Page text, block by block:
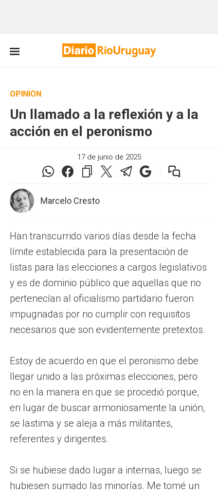
OPINIÓN
Un llamado a la reflexión y a la
acción en el peronismo
17 de junio de 2025
Marcelo Cresto
Han transcurrido varios días desde la fecha
límite establecida para la presentación de
listas para las elecciones a cargos legislativos
y es de dominio público que aquellas que no
pertenecían al oficialismo partidario fueron
impugnadas por no cumplir con requisitos
necesarios que son evidentemente pretextos.
Estoy de acuerdo en que el peronismo debe
llegar unido a las próximas elecciones, pero
no en la manera en que se procedió porque,
en lugar de buscar armoniosamente la unión,
se lastima y se aleja a más militantes,
referentes y dirigentes.
Si se hubiese dado lugar a internas, luego se
hubiesen sumado las minorías. Me tomé un